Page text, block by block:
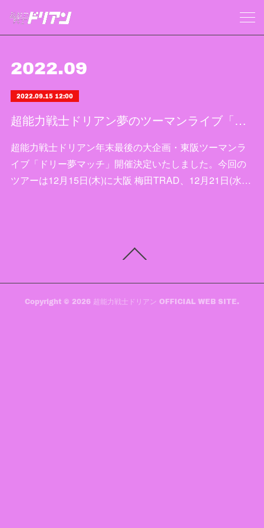
2022.09
2022.09.15 12:00
超能力戦士ドリアン夢のツーマンライブ「ドリー夢マッチ」開催決定!
超能力戦士ドリアン年末最後の大企画・東阪ツーマンラ
イブ「ドリー夢マッチ」開催決定いたしました。今回の
ツアーは12月15日(木)に大阪 梅田TRAD、12月21日(水…
Copyright © 2026 超能力戦士ドリアン OFFICIAL WEB SITE.